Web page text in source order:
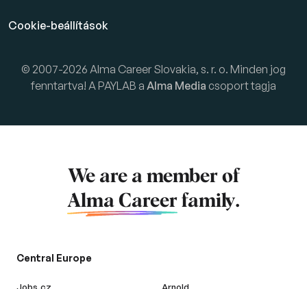
Cookie-beállítások
© 2007-2026 Alma Career Slovakia, s. r. o. Minden jog
fenntartva! A PAYLAB a Alma Media csoport tagja
We are a member of
Alma Career family.
Central Europe